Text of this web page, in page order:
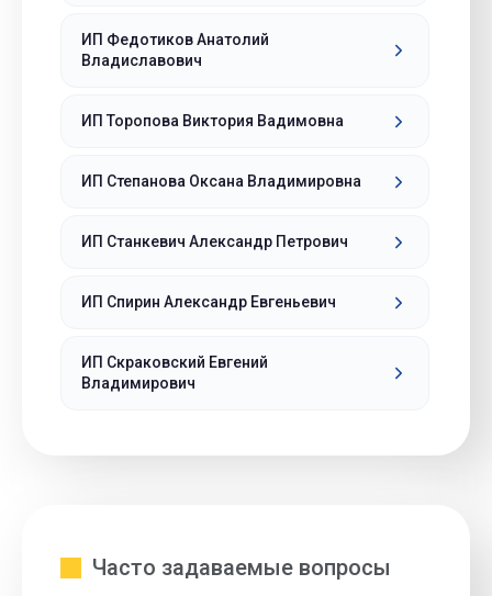
ИП Федотиков Анатолий
Владиславович
ИП Торопова Виктория Вадимовна
ИП Степанова Оксана Владимировна
ИП Станкевич Александр Петрович
ИП Спирин Александр Евгеньевич
ИП Скраковский Евгений
Владимирович
Часто задаваемые вопросы